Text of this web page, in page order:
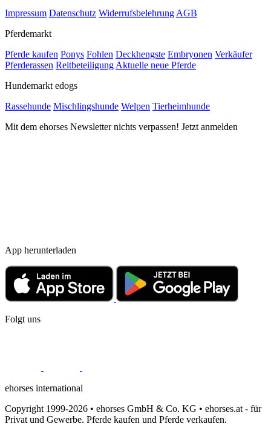
Impressum Datenschutz Widerrufsbelehrung AGB
Pferdemarkt
Pferde kaufen Ponys Fohlen Deckhengste Embryonen Verkäufer
Pferderassen Reitbeteiligung Aktuelle neue Pferde
Hundemarkt edogs
Rassehunde Mischlingshunde Welpen Tierheimhunde
Mit dem ehorses Newsletter nichts verpassen! Jetzt anmelden
App herunterladen
Folgt uns
ehorses international
Copyright 1999-2026 • ehorses GmbH & Co. KG • ehorses.at - für
Privat und Gewerbe. Pferde kaufen und Pferde verkaufen.